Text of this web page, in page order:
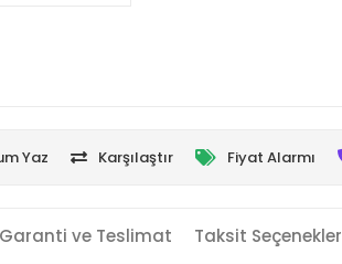
Yaz Karşılaştır Fiyat Alarmı
Garanti ve Teslimat Taksit